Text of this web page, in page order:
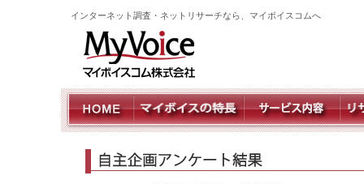
インターネット調査・ネットリサーチなら、マイボイスコムへ